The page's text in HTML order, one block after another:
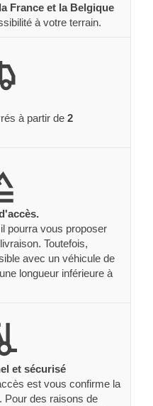
la France et la Belgique
à votre terrain.
à partir de 2
pourra vous proposer
Toutefois,
avec un véhicule de
longueur inférieure à
et sécurisé
est vous confirme la
Pour des raisons de